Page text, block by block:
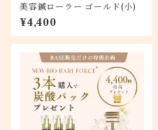
美容鍼ローラー ゴールド(小)
¥4,400